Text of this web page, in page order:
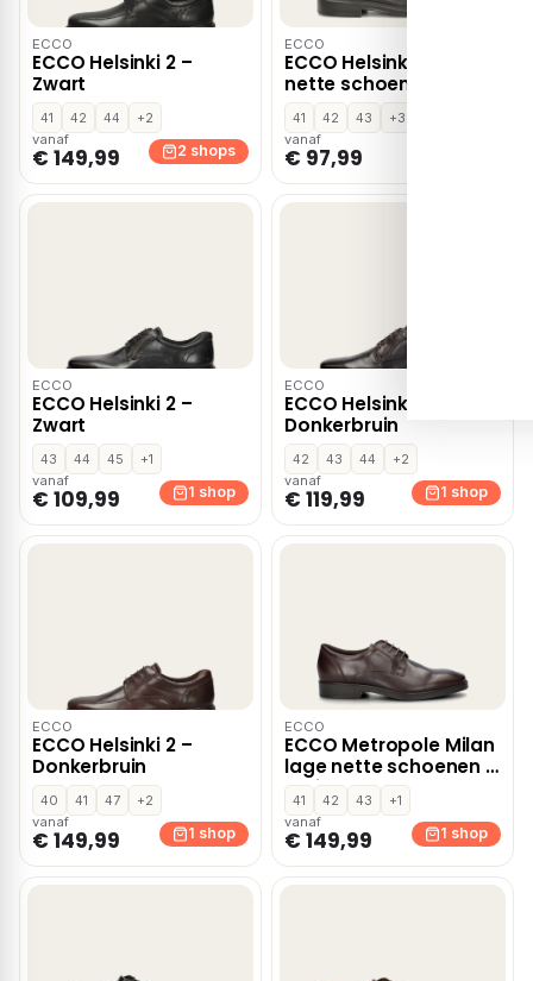
ECCO
ECCO Helsinki 2 –
Zwart
41 42 44
+2
vanaf
€ 149,99 2 shops
ECCO
ECCO Helsinki lage
nette schoenen –
Zwart
41 42 43
+3
vanaf
€ 97,99
ECCO
ECCO Helsinki 2 –
Zwart
43 44 45
+1
vanaf
€ 109,99 1 shop
ECCO
ECCO Helsinki 2 –
Donkerbruin
42 43 44
+2
vanaf
€ 119,99 1 shop
ECCO
ECCO Helsinki 2 –
Donkerbruin
40 41 47
+2
vanaf
€ 149,99 1 shop
ECCO
ECCO Metropole Milan
lage nette schoenen –
Bruin
41 42 43
+1
vanaf
€ 149,99 1 shop